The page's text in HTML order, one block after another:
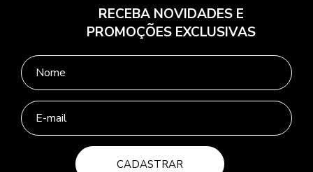
RECEBA NOVIDADES E
PROMOÇÕES EXCLUSIVAS
CADASTRAR